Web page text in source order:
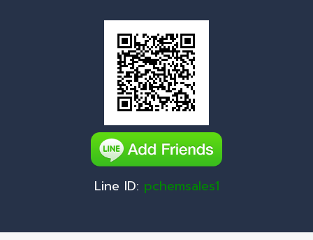
Line ID: pchemsales1